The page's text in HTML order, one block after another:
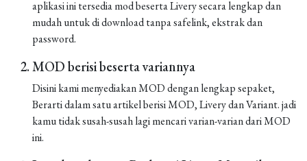
aplikasi ini tersedia mod beserta Livery secara lengkap dan
mudah untuk di download tanpa safelink, ekstrak dan
password.
MOD berisi beserta variannya
Disini kami menyediakan MOD dengan lengkap sepaket,
Berarti dalam satu artikel berisi MOD, Livery dan Variant. jadi
kamu tidak susah-susah lagi mencari varian-varian dari MOD
ini.